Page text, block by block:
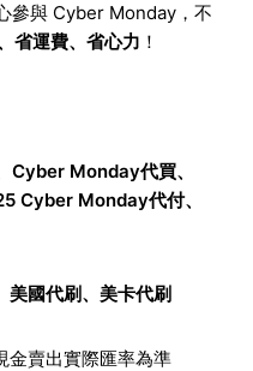
參與 Cyber Monday，不
省運費、省心力 ！
Cyber Monday代買、
Cyber Monday代付、
美國代刷、 美卡代刷
金賣出實際匯率為準